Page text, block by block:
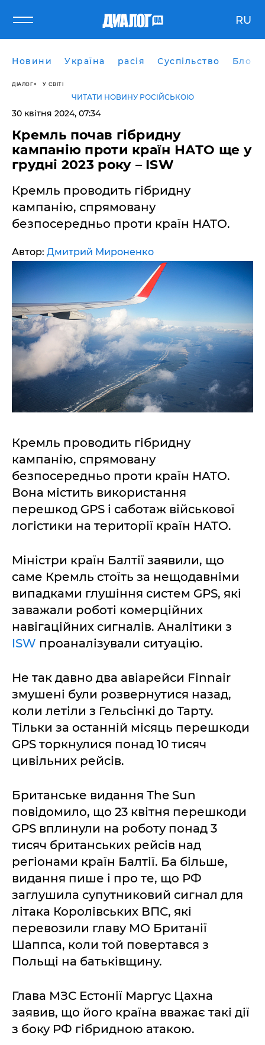
RU
Новини Україна расія Суспільство Блоги
ДІАЛОГ У СВІТІ
ЧИТАТИ НОВИНУ РОСІЙСЬКОЮ
30 квітня 2024, 07:34
Кремль почав гібридну
кампанію проти країн НАТО ще у
грудні 2023 року – ISW
Кремль проводить гібридну
кампанію, спрямовану
безпосередньо проти країн НАТО.
Автор: Дмитрий Мироненко
Кремль проводить гібридну
кампанію, спрямовану
безпосередньо проти країн НАТО.
Вона містить використання
перешкод GPS і саботаж військової
логістики на території країн НАТО.
Міністри країн Балтії заявили, що
саме Кремль стоїть за нещодавніми
випадками глушіння систем GPS, які
заважали роботі комерційних
навігаційних сигналів. Аналітики з
ISW проаналізували ситуацію.
Не так давно два авіарейси Finnair
змушені були розвернутися назад,
коли летіли з Гельсінкі до Тарту.
Тільки за останній місяць перешкоди
GPS торкнулися понад 10 тисяч
цивільних рейсів.
Британське видання The Sun
повідомило, що 23 квітня перешкоди
GPS вплинули на роботу понад 3
тисяч британських рейсів над
регіонами країн Балтії. Ба більше,
видання пише і про те, що РФ
заглушила супутниковий сигнал для
літака Королівських ВПС, які
перевозили главу МО Британії
Шаппса, коли той повертався з
Польщі на батьківщину.
Глава МЗС Естонії Маргус Цахна
заявив, що його країна вважає такі дії
з боку РФ гібридною атакою.